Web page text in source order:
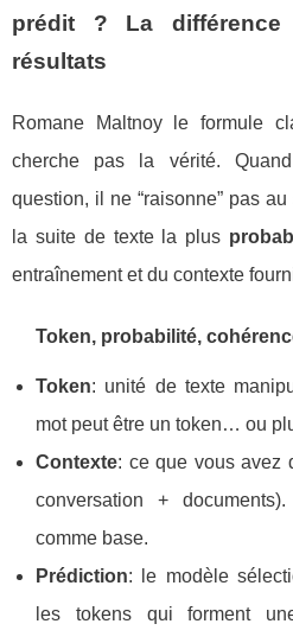
prédit ? La
résultats
Romane Maltnoy le formule
cherche pas la vérité.
question, il ne “raisonne” pas
la suite de texte la plus
entraînement et du contexte
Token, probabilité,
Token: unité de texte
mot peut être un token… ou
Contexte: ce que vous avez
conversation +
comme base.
Prédiction: le modèle
les tokens qui forment